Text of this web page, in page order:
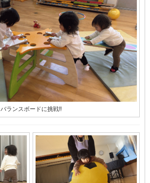
バランスボードに挑戦‼︎